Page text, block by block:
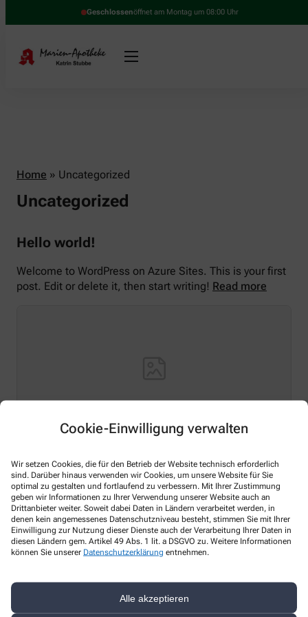
Cookie-Einwilligung verwalten
Wir setzen Cookies, die für den Betrieb der Website technisch erforderlich
sind. Darüber hinaus verwenden wir Cookies, um unsere Website für Sie
optimal zu gestalten und fortlaufend zu verbessern. Mit Ihrer Zustimmung
geben wir Informationen zu Ihrer Verwendung unserer Website auch an
Drittanbieter weiter. Soweit dabei Daten in Ländern verarbeitet werden, in
denen kein angemessenes Datenschutzniveau besteht, stimmen Sie mit Ihrer
Einwilligung zur Nutzung dieser Dienste auch der Verarbeitung Ihrer Daten in
diesen Ländern gem. Artikel 49 Abs. 1 lit. a DSGVO zu. Weitere Informationen
können Sie unserer Datenschutzerklärung entnehmen.
Alle akzeptieren
Geschlossenöffnet am Montag um 08:00 Uhr
Home » Uncategorized
Uncategorized
Hello world!
Welcome to WordPress on Azure Sites. This is your first
post. Edit or delete it, then start writing! Read more
Hello world!
Welcome to WordPress on Azure Sites. This is your first
post. Edit or delete it, then start writing!
Mehr lesen